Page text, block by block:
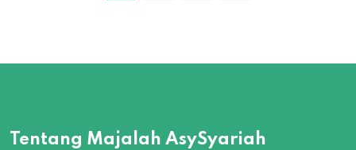
Tentang Majalah AsySyariah